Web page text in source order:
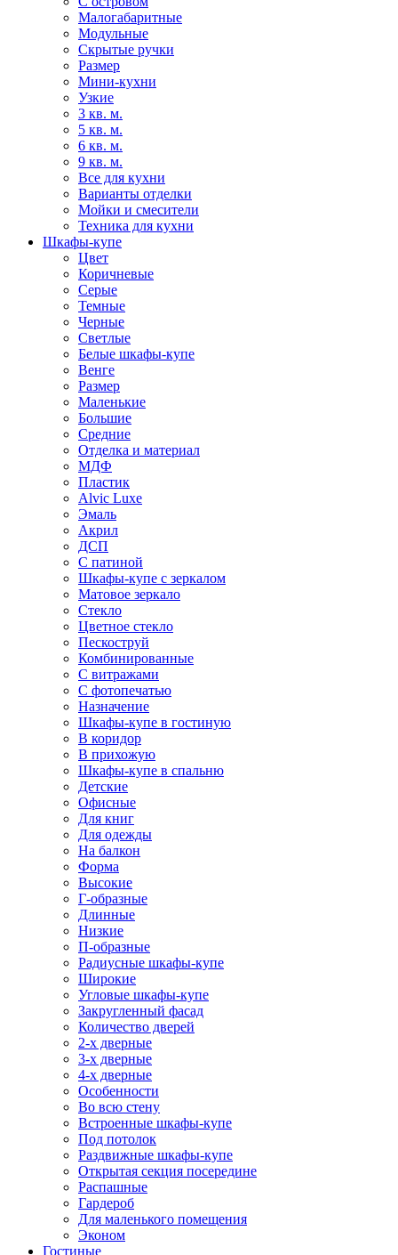
Малогабаритные
Модульные
Скрытые ручки
Размер
Мини-кухни
Узкие
3 кв. м.
5 кв. м.
6 кв. м.
9 кв. м.
Все для кухни
Варианты отделки
Мойки и смесители
Техника для кухни
Шкафы-купе
Цвет
Коричневые
Серые
Темные
Черные
Светлые
Белые шкафы-купе
Венге
Размер
Маленькие
Большие
Средние
Отделка и материал
МДФ
Пластик
Alvic Luxe
Эмаль
Акрил
ДСП
С патиной
Шкафы-купе с зеркалом
Матовое зеркало
Стекло
Цветное стекло
Пескоструй
Комбинированные
С витражами
С фотопечатью
Назначение
Шкафы-купе в гостиную
В коридор
В прихожую
Шкафы-купе в спальню
Детские
Офисные
Для книг
Для одежды
На балкон
Форма
Высокие
Г-образные
Длинные
Низкие
П-образные
Радиусные шкафы-купе
Широкие
Угловые шкафы-купе
Закругленный фасад
Количество дверей
2-х дверные
3-х дверные
4-х дверные
Особенности
Во всю стену
Встроенные шкафы-купе
Под потолок
Раздвижные шкафы-купе
Открытая секция посередине
Распашные
Гардероб
Для маленького помещения
Эконом
Гостиные